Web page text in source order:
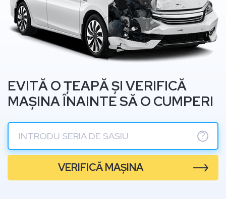
EVITĂ O ȚEAPĂ ȘI VERIFICĂ
MAȘINA ÎNAINTE SĂ O CUMPERI
?
VERIFICĂ MAȘINA